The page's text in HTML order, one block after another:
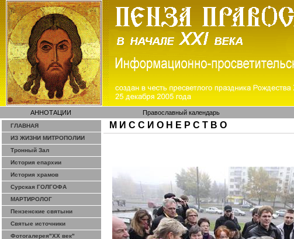
АННОТАЦИИ Православный календарь
ГЛАВНАЯ
ИЗ ЖИЗНИ МИТРОПОЛИИ
Тронный Зал
История епархии
История храмов
Сурская ГОЛГОФА
МАРТИРОЛОГ
Пензенские святыни
Святые источники
Фотогалерея"ХХ век"
М И С С И О Н Е Р С Т В О